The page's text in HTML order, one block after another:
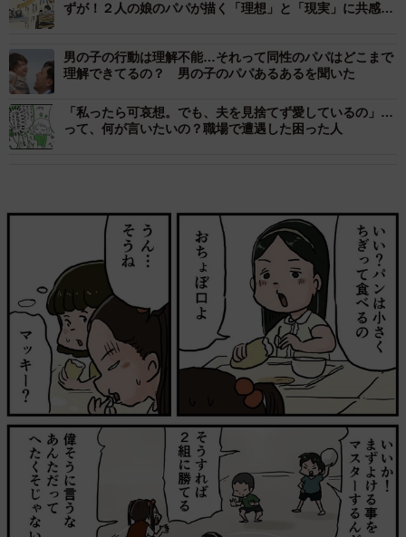
ずが！２人の娘のパパが描く「理想」と「現実」に共感必
男の子の行動は理解不能…それって同性のパパはどこまで
理解できてるの？ 男の子のパパあるあるを聞いた
「私ったら可哀想。でも、夫を見捨てず愛しているの」…
って、何が言いたいの？職場で遭遇した困った人